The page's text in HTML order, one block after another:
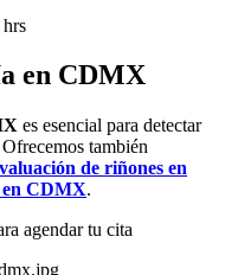
en CDMX
es esencial para detectar
también
de riñones en
CDMX.
agendar tu cita